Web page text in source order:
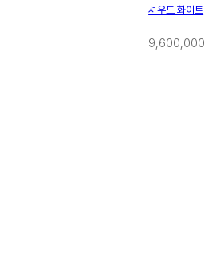
셔우드 화이트
9,600,000